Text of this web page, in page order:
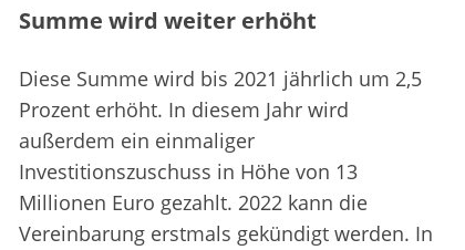
Summe wird weiter erhöht
Diese Summe wird bis 2021 jährlich um 2,5
Prozent erhöht. In diesem Jahr wird
außerdem ein einmaliger
Investitionszuschuss in Höhe von 13
Millionen Euro gezahlt. 2022 kann die
Vereinbarung erstmals gekündigt werden. In